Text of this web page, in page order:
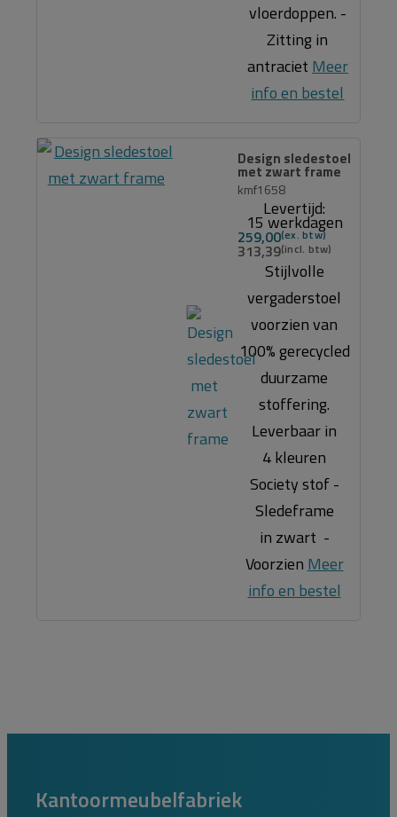
vloerdoppen. -
Zitting in
antraciet Meer
info en bestel
Design sledestoel
met zwart frame
kmf1658
Levertijd:
15 werkdagen
259,00
313,39
Stijlvolle
vergaderstoel
voorzien van
100% gerecycled
duurzame
stoffering.
Leverbaar in
4 kleuren
Society stof -
Sledeframe
in zwart -
Voorzien Meer
info en bestel
Kantoormeubelfabriek